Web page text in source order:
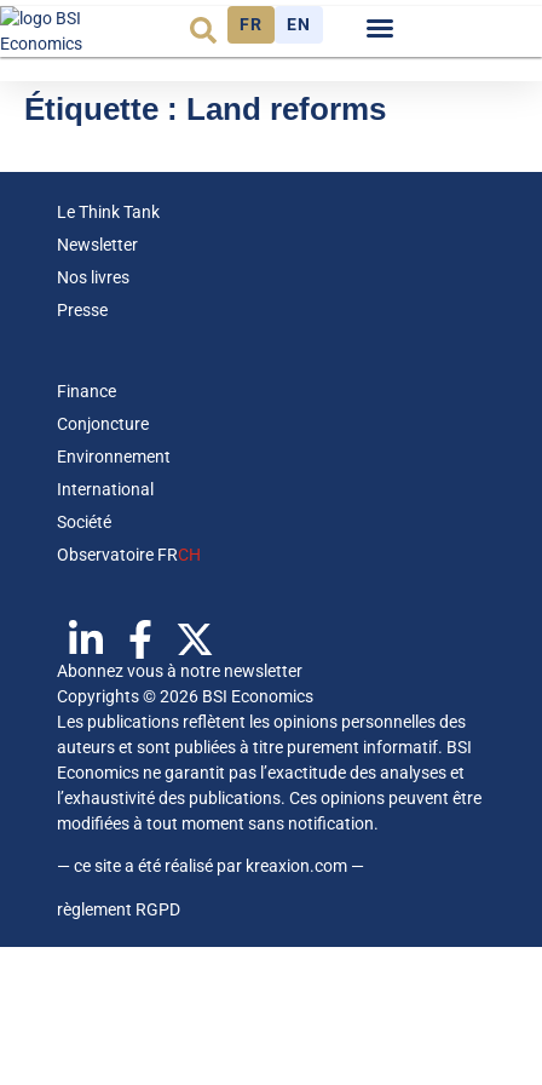
FR EN
Étiquette : Land reforms
Le Think Tank
Newsletter
Nos livres
Presse
Finance
Conjoncture
Environnement
International
Société
Observatoire FRCH
Abonnez vous à notre newsletter
Copyrights © 2026 BSI Economics
Les publications reflètent les opinions personnelles des
auteurs et sont publiées à titre purement informatif. BSI
Economics ne garantit pas l’exactitude des analyses et
l’exhaustivité des publications. Ces opinions peuvent être
modifiées à tout moment sans notification.
— ce site a été réalisé par kreaxion.com —
règlement RGPD